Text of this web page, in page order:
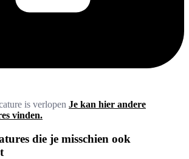
is verlopen Je kan hier andere
vinden.
die je misschien ook